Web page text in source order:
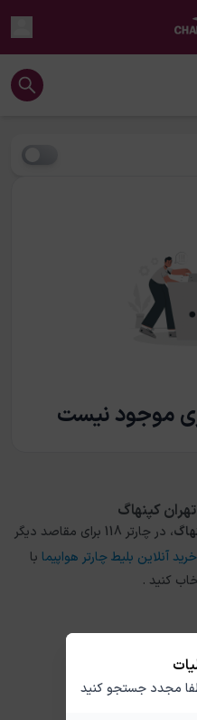
مجدد جستجو کنید
موجود نیست
کپنهاگ
، در چارتر 118 برای مقاصد دیگر
خرید آنلاین بلیط چارتر هواپیما با
کنید .